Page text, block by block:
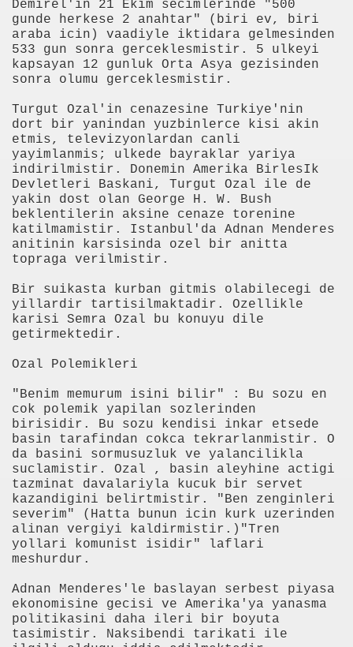
Demirel'in 21 Ekim secimlerinde "500
gunde herkese 2 anahtar" (biri ev, biri
araba icin) vaadiyle iktidara gelmesinden
533 gun sonra gerceklesmistir. 5 ulkeyi
kapsayan 12 gunluk Orta Asya gezisinden
sonra olumu gerceklesmistir.
Turgut Ozal'in cenazesine Turkiye'nin
dort bir yanindan yuzbinlerce kisi akin
etmis, televizyonlardan canli
yayimlanmis; ulkede bayraklar yariya
indirilmistir. Donemin Amerika BirlesIk
Devletleri Baskani, Turgut Ozal ile de
yakin dost olan George H. W. Bush
beklentilerin aksine cenaze torenine
katilmamistir. Istanbul'da Adnan Menderes
anitinin karsisinda ozel bir anitta
topraga verilmistir.
Bir suikasta kurban gitmis olabilecegi de
yillardir tartisilmaktadir. Ozellikle
karisi Semra Ozal bu konuyu dile
getirmektedir.
Ozal Polemikleri
"Benim memurum isini bilir" : Bu sozu en
cok polemik yapilan sozlerinden
birisidir. Bu sozu kendisi inkar etsede
basin tarafindan cokca tekrarlanmistir. O
da basini sormusuzluk ve yalancilikla
suclamistir. Ozal , basin aleyhine actigi
tazminat davalariyla kucuk bir servet
kazandigini belirtmistir. "Ben zenginleri
severim" (Hatta bunun icin kurk uzerinden
alinan vergiyi kaldirmistir.)"Tren
yollari komunist isidir" laflari
meshurdur.
Adnan Menderes'le baslayan serbest piyasa
ekonomisine gecisi ve Amerika'ya yanasma
politikasini daha ileri bir boyuta
tasimistir. Naksibendi tarikati ile
mutasyonu bulundu
hakkında bilgiler
aracı oluyor